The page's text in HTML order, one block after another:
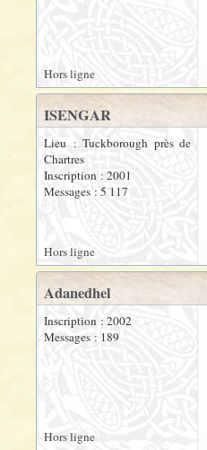
Hors ligne
ISENGAR
Lieu : Tuckborough près de
Chartres
Inscription : 2001
Messages : 5 117
Hors ligne
Adanedhel
Inscription : 2002
Messages : 189
Hors ligne